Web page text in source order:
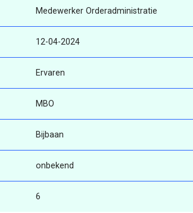
Medewerker Orderadministratie
12-04-2024
Ervaren
MBO
Bijbaan
onbekend
6